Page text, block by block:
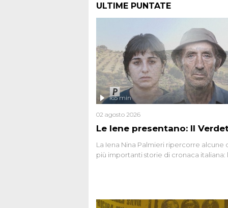
ULTIME PUNTATE
Le Iene presentano: Il
165 min
02 agosto 2026
La Iena Nina Palmieri ripercorre alcune
più importanti storie di cronaca italiana: